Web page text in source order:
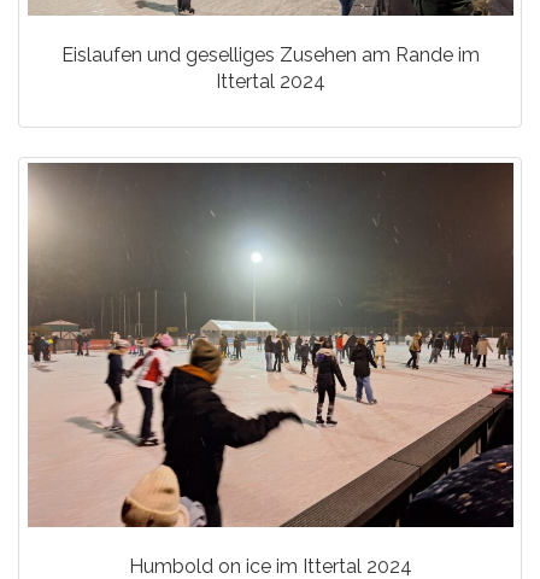
Eislaufen und geselliges Zusehen am Rande im
Ittertal 2024
Humbold on ice im Ittertal 2024